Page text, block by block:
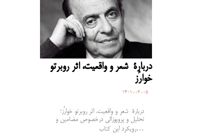
دربارۀ شعر و واقعیت، اثر روبرتو
خوارُز
1401-06-05
دربارۀ شعر و واقعیت، اثر روبرتو خوارُز؛
تحلیل و پروپوزالی درخصوص مضامین و
رویکرد این کتاب…